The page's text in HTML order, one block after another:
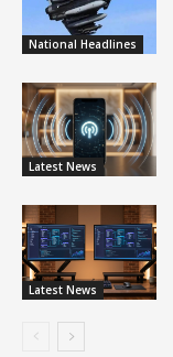
National Headlines
Latest News
Latest News